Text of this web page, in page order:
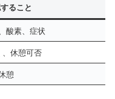
ること
酸素、症状
休憩可否
憩